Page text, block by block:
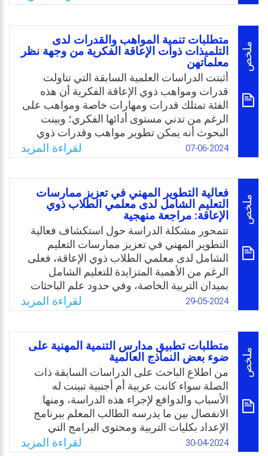
والقليل منهن من تخرجت بتخصص رياض
الأطفال والأغلبية تعمل معلمة روضة لأنها لم تجد
عمل آخر، وقلة منهن لهن رغبة بتعليم رياض
الأطفال. وعليه، فإن الدافع نحو عملية التعليم
يحتاج إلى المزيد من البحث لا سيما بعلاقته
بمتغيرات عدة كالحالة الاجتماعية والمستوى
التعليمي ومدة الخدمة وبُعد الروضة أو قربها من
سكن المعلمة. ولقلة الدراسات في هذا المجال
قررت الباحثة دراسة دافع الإنجاز لدى معلمات
رياض الأطفال.
WhatsApp
Facebook
Twitter
Email
ملخص
متطلبات تنمية المواهب والقدرات لدى
التلميذات ذوات الإعاقة الفكرية من وجهة نظر
معلماتهن
أثبتت الدراسات العلمية السابقة التي تناولت
قدرات ومواهب ذوي الإعاقة الفكرية أن هذه
الفئة تمتلك قدرات ومهارات خاصة ومواهب على
الرغم من تدني مستوى أدائها الفكري؛ وبينت
البحوث أنه يمكن تطوير مواهب وقدرات ذوي
الإعاقة الفكرية من خلال ممارستها، والتدريب
المستمر عليها؛ ومن واقع خبرة الباحثة في العمل
الميداني مع هذه القئة لاحظت تركيز البرامج
التعليمية على المهارات الأكاديمية، وقلة الاهتمام
بالمهارات الشخصية والأدائية. كذلك تفتقر
الأنظمة التعليمية الخاصة بهم من الإجراءات
الملزمة لتطوير المواهب والقدرات الخاصة بذوي
الإعاقة الفكرية، وعليه، تبلورت مشكلة الدراسة
بالسؤال: ما هي متطلبات تنمية المواهب
والقدرات لدى التلميذات ذوات الإعاقة الفكرية
من وجهة نظر معلماتهن؟
WhatsApp
Facebook
Twitter
Email
07-06-2024 لقراءة المزيد
ملخص
فعالية التطوير المهني في تعزيز ممارسات
التعليم الشامل لدى معلمي الطلاب ذوي
الإعاقة: مراجعة منهجية
تتمحور مشكلة الدراسة حول استكشاف فعالية
التطوير المهني في تعزيز ممارسات التعليم
الشامل لدى معلمي الطلاب ذوي الإعاقة، فعلى
الرغم من الأهمية المتزايدة للتعليم الشامل
بميدان التربية الخاصة، وفي حدود علم الباحثات
فإن هنالك نقص في الدراسات المتعلقة بدراسة
تأثير برامج التطوير المهني على معرفة المعلمين
ومهاراتهم وتنفيذ ممارسات التعليم الشامل في
فصولهم الدراسية، كما وسيتم تسليط الضوء على
موضوع استدامة برامج التطوير المهني، وتأثيره
طويل المدى في ممارسات المعلمين ونتائج
الطلبة وثقافة المدرسة، كما وهدفت الدراسة
إلى فهم كيفية تقديم الدعم الفعّال للمعلمين،
وتدريبهم على ممارسات التعليم الشامل لأجل
تعزيز التعليم العادل والجيد لجميع الطلاب.
29-05-2024 لقراءة المزيد
ملخص
متطلبات تطبيق مدارس التنمية المهنية على
ضوء بعض النماذج العالمية
من اطلاع الباحث على الدراسات السابقة ذات
الصلة سواء كانت عربية أم أجنبية تبينت له
الأسباب والدوافع لإجراء هذه الدراسة، ومنها:
الانفصال بين ما يدرسه الطالب المعلم ببرنامج
الإعداد بكليات التربية ومحتوى البرامج التي
سيدرسها لاحقًا، كما أن ممارسته للتربية العملية
30-04-2024 لقراءة المزيد